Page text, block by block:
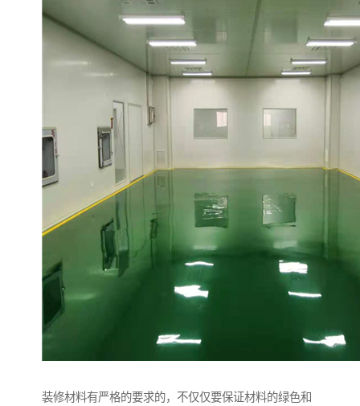
装修材料有严格的要求的，不仅仅要保证材料的绿色和